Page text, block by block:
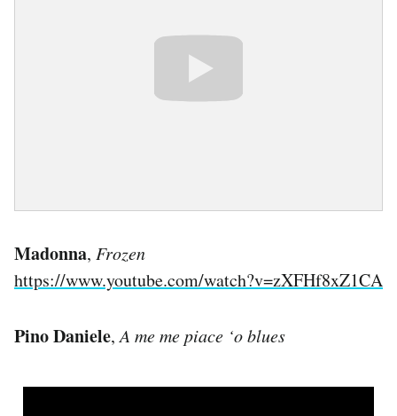
Madonna, Frozen
https://www.youtube.com/watch?v=zXFHf8xZ1CA
Pino Daniele,A me me piace ‘o blues